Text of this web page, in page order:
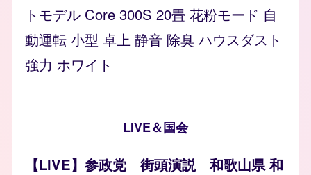
トモデル Core 300S 20畳 花粉モード 自
動運転 小型 卓上 静音 除臭 ハウスダスト
強力 ホワイト
LIVE＆国会
【LIVE】参政党 街頭演説 和歌山県 和